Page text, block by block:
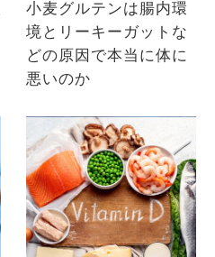
小麦グルテンは腸内環
境とリーキーガットな
どの原因で本当に体に
悪いのか